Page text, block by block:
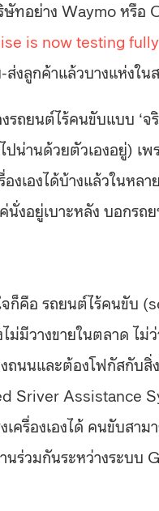
ทอย่าง Waymo หรือ
is now testing
ส่งลูกค้าแล้วบางแห่งใน
รถยนต์ไร้คนขับแบบ ‘
น่านด้วยตัวเองอยู่) เ
งเองได้บ้างแล้วในห
งอยู่เบาะหลัง บอกรถ
จก็คือ รถยนต์ไร้คนขับ
ม่มีวางขายในตลาด ไ
ถนนและต้องโฟกัสกับ
Sriver Assistance
ครื่องเองได้ คนขับส
นร่วมกันระหว่างระบบ